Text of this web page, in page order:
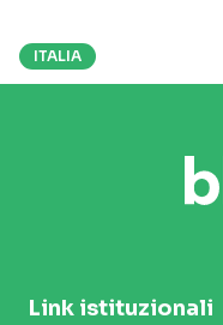
ITALIA
Link istituzionali